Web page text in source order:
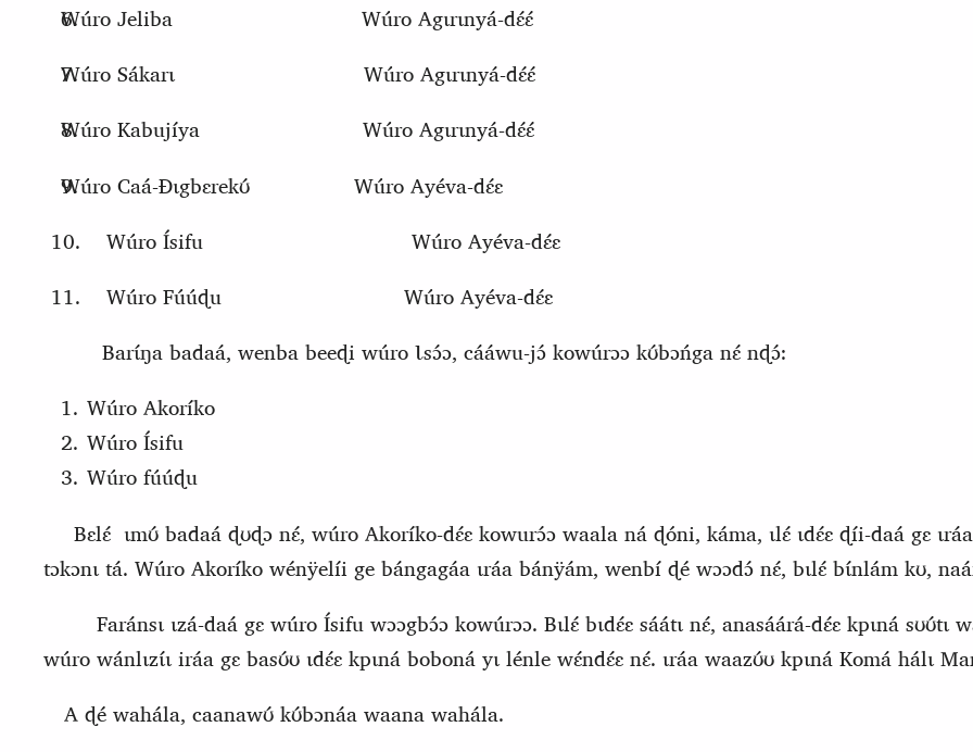
Wúro Jeliba
Wúro Agɩrɩnyá-dɛ́ɛ́
Wúro Sákarɩ
Wúro Agɩrɩnyá-dɛ́ɛ́
Wúro Kabujíya
Wúro Agɩrɩnyá-dɛ́ɛ́
Wúro Caá-Ɖɩgbɛrekʊ́
Wúro Ayéva-dɛ́ɛ
Wúro Ísifu
Wúro Ayéva-dɛ́ɛ
Wúro Fúúɖu
Wúro Ayéva-dɛ́ɛ
Barɩ́ŋa badaá, wenba beeɖi wúro Ɩsɔ́ɔ, cááwu-jɔ́ kowúrɔɔ kʊ́bɔńga nɛ́ nɖɔ́:
Wúro Akoríko
Wúro Ísifu
Wúro fúúɖu
Bɛlɛ́ ɩmʊ́ badaá ɖʊɖɔ nɛ́, wúro Akoríko‑dɛ́ɛ kowurɔ́ɔ waala ná ɖóni, káma, ɩlɛ́ ɩdɛ́ɛ ɖíi‑daá gɛ
tɔkɔnɩ tá. Wúro Akoríko wénÿelíi ge bángagáa ɩráa bánÿám, wenbí ɖé wɔɔdɔ́ nɛ́, bɩlɛ́ bɩ́nlám kʊ,
Faránsɩ ɩzá‑daá gɛ wúro Ísifu wɔɔgbɔ́ɔ kowúrɔɔ. Bɩlɛ́ bɩdɛ́ɛ sáátɩ nɛ́, anasáárá‑dɛ́ɛ kpɩná sʊʊ́tɩ
wúro wánlɩzɩ́ɩ iráa gɛ basʊ́ʊ ɩdɛ́ɛ kpɩná boboná yɩ lénle wɛ́ndɛ́ɛ nɛ́. ɩráa waazʊ́ʊ kpɩná Komá hálɩ
A ɖé wahála, caanawʊ́ kʊ́bɔnáa waana wahála.